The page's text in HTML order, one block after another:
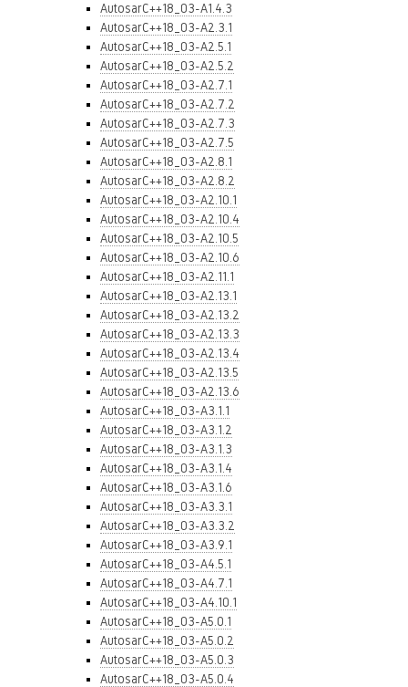
AutosarC++18_03-A1.4.3
AutosarC++18_03-A2.3.1
AutosarC++18_03-A2.5.1
AutosarC++18_03-A2.5.2
AutosarC++18_03-A2.7.1
AutosarC++18_03-A2.7.2
AutosarC++18_03-A2.7.3
AutosarC++18_03-A2.7.5
AutosarC++18_03-A2.8.1
AutosarC++18_03-A2.8.2
AutosarC++18_03-A2.10.1
AutosarC++18_03-A2.10.4
AutosarC++18_03-A2.10.5
AutosarC++18_03-A2.10.6
AutosarC++18_03-A2.11.1
AutosarC++18_03-A2.13.1
AutosarC++18_03-A2.13.2
AutosarC++18_03-A2.13.3
AutosarC++18_03-A2.13.4
AutosarC++18_03-A2.13.5
AutosarC++18_03-A2.13.6
AutosarC++18_03-A3.1.1
AutosarC++18_03-A3.1.2
AutosarC++18_03-A3.1.3
AutosarC++18_03-A3.1.4
AutosarC++18_03-A3.1.6
AutosarC++18_03-A3.3.1
AutosarC++18_03-A3.3.2
AutosarC++18_03-A3.9.1
AutosarC++18_03-A4.5.1
AutosarC++18_03-A4.7.1
AutosarC++18_03-A4.10.1
AutosarC++18_03-A5.0.1
AutosarC++18_03-A5.0.2
AutosarC++18_03-A5.0.3
AutosarC++18_03-A5.0.4